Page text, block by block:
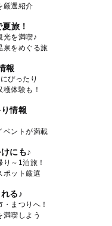
厳選紹介
旅！
光を満喫♪
泉をめぐる旅
報
ぴったり
体験も！
情報
ベントが満載
にも♪
～1泊旅！
ポット厳選
る♪
まつりへ！
満喫しよう